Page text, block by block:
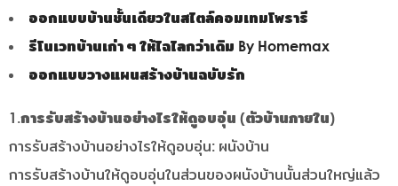
ออกแบบบ้านชั้นเดียวในสไตล์คอมเทมโพรารี
รีโนเวทบ้านเก่า ๆ ให้ไฉไลกว่าเดิม By Homemax
ออกแบบวางแผนสร้างบ้านฉบับรัก
1.การรับสร้างบ้านอย่างไรให้ดูอบอุ่น (ตัวบ้านภายใน)
การรับสร้างบ้านอย่างไรให้ดูอบอุ่น: ผนังบ้าน
การรับสร้างบ้านให้ดูอบอุ่นในส่วนของผนังบ้านนั้นส่วนใหญ่แล้ว